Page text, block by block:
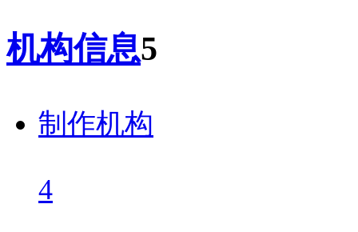
机构信息5
制作机构
4